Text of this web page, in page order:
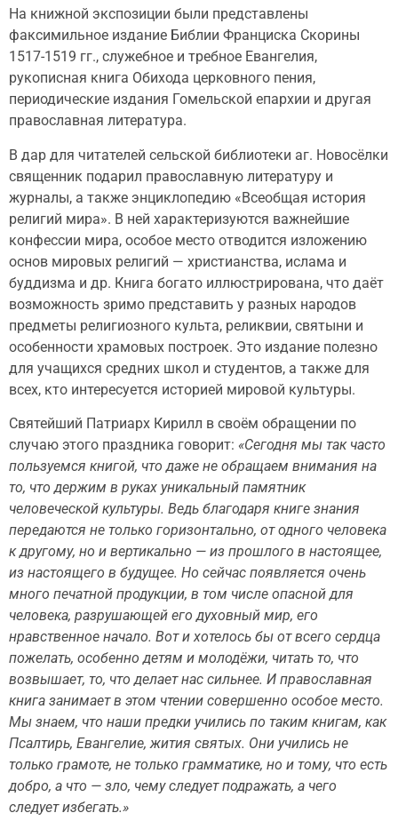
На книжной экспозиции были представлены
факсимильное издание Библии Франциска Скорины
1517-1519 гг., служебное и требное Евангелия,
рукописная книга Обихода церковного пения,
периодические издания Гомельской епархии и другая
православная литература.
В дар для читателей сельской библиотеки аг. Новосёлки
священник подарил православную литературу и
журналы, а также энциклопедию «Всеобщая история
религий мира». В ней характеризуются важнейшие
конфессии мира, особое место отводится изложению
основ мировых религий — христианства, ислама и
буддизма и др. Книга богато иллюстрирована, что даёт
возможность зримо представить у разных народов
предметы религиозного культа, реликвии, святыни и
особенности храмовых построек. Это издание полезно
для учащихся средних школ и студентов, а также для
всех, кто интересуется историей мировой культуры.
Святейший Патриарх Кирилл в своём обращении по
случаю этого праздника говорит: «Сегодня мы так часто
пользуемся книгой, что даже не обращаем внимания на
то, что держим в руках уникальный памятник
человеческой культуры. Ведь благодаря книге знания
передаются не только горизонтально, от одного человека
к другому, но и вертикально — из прошлого в настоящее,
из настоящего в будущее. Но сейчас появляется очень
много печатной продукции, в том числе опасной для
человека, разрушающей его духовный мир, его
нравственное начало. Вот и хотелось бы от всего сердца
пожелать, особенно детям и молодёжи, читать то, что
возвышает, то, что делает нас сильнее. И православная
книга занимает в этом чтении совершенно особое место.
Мы знаем, что наши предки учились по таким книгам, как
Псалтирь, Евангелие, жития святых. Они учились не
только грамоте, не только грамматике, но и тому, что есть
добро, а что — зло, чему следует подражать, а чего
следует избегать.»